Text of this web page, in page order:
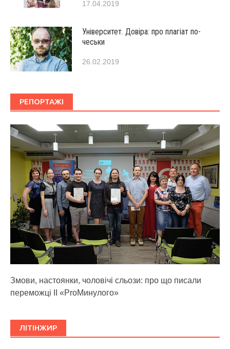
17.04.2019
Університет. Довіра: про плагіат по-
чеськи
26.02.2019
РЕПОРТАЖІ
Змови, настоянки, чоловічі сльози: про що писали
переможці ІІ «ProМинулого»
ЛІТІНЖИР